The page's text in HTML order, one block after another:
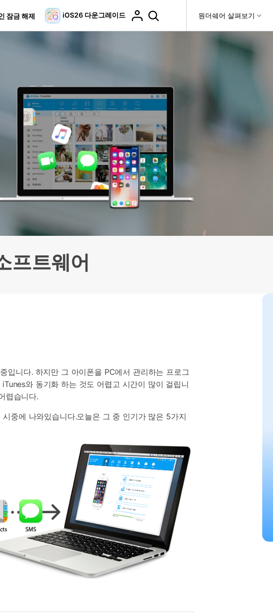
데이터 복구
Repairit
손상된 동영상, 사진 등 복구
Dr.Fone
모바일 기기 관리
FamiSafe
자녀 보호 앱
회사 소개
플랜 및 가격
도움말 센터
UniConverter
DemoCreator
Recoverit
랜 및 가격 도움말 센터 원더쉐어 살펴보기
터 복구
데이터 복구 Android 데이터 복구
번호 관리
비밀번호 관리
터 지우기
Android 데이터 지우기
WhatsApp 전송
핸드폰 전송
가상 위치
온라인 잠금 해제
성 FRP 잠금 우회
면 미러링 및 파일 액세스
HEIC 컨버터
DocPassRemover
iCloud 활성화 잠금 해제
iCloud 잠금 & 음소거 카메라 우회
수정용
잠금 해제
팅 도구
트워크 잠금 해제
은 화면 수정
솔루션
몬고 GPS 조작
비디오 튜토리얼
다운로드 센터>
고객 지원 센터
비즈니스 지원
도움말 센터
자주 묻는 질문, 문제 해결 및 일반적인 해결 방법을 제
공합니다.
최신 버전으로 업그레이드
Dr.Fone 13의 새로운 기능과 혜택을 확인하세요.
기업 및 단체 라이선스
팀 및 기업을 위한 라이선스와 우선 지원 서비스를 제공
합니다.
기술 또는 계정 관련 문의를 도와드립니다.
잠금 해제 iOS26 다운그레이드
프트웨어
입니다. 하지만 그 아이폰을 PC에서 관리하는 프로그
와 동기화 하는 것도 어렵고 시간이 많이 걸립니
렵습니다.
중에 나와있습니다.오늘은 그 중 인기가 많은 5가지